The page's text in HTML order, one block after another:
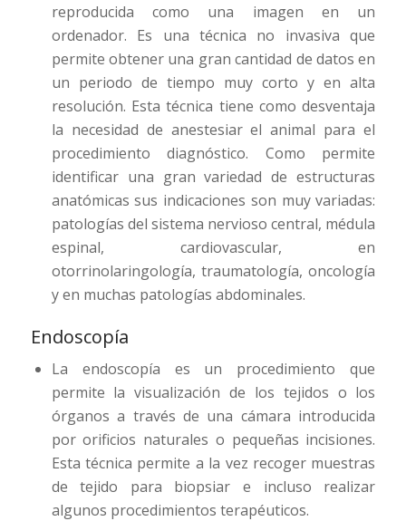
reproducida como una imagen en un
ordenador. Es una técnica no invasiva que
permite obtener una gran cantidad de datos en
un periodo de tiempo muy corto y en alta
resolución. Esta técnica tiene como desventaja
la necesidad de anestesiar el animal para el
procedimiento diagnóstico. Como permite
identificar una gran variedad de estructuras
anatómicas sus indicaciones son muy variadas:
patologías del sistema nervioso central, médula
espinal, cardiovascular, en
otorrinolaringología, traumatología, oncología
y en muchas patologías abdominales.
Endoscopía
La endoscopía es un procedimiento que
permite la visualización de los tejidos o los
órganos a través de una cámara introducida
por orificios naturales o pequeñas incisiones.
Esta técnica permite a la vez recoger muestras
de tejido para biopsiar e incluso realizar
algunos procedimientos terapéuticos.